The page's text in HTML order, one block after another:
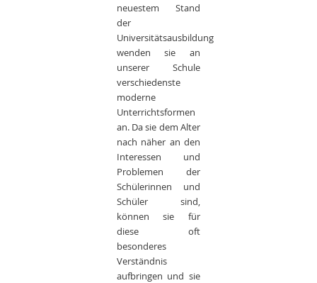
neuestem Stand
der
Universitätsausbildung
wenden sie an
unserer Schule
verschiedenste
moderne
Unterrichtsformen
an. Da sie dem Alter
nach näher an den
Interessen und
Problemen der
Schülerinnen und
Schüler sind,
können sie für
diese oft
besonderes
Verständnis
aufbringen und sie